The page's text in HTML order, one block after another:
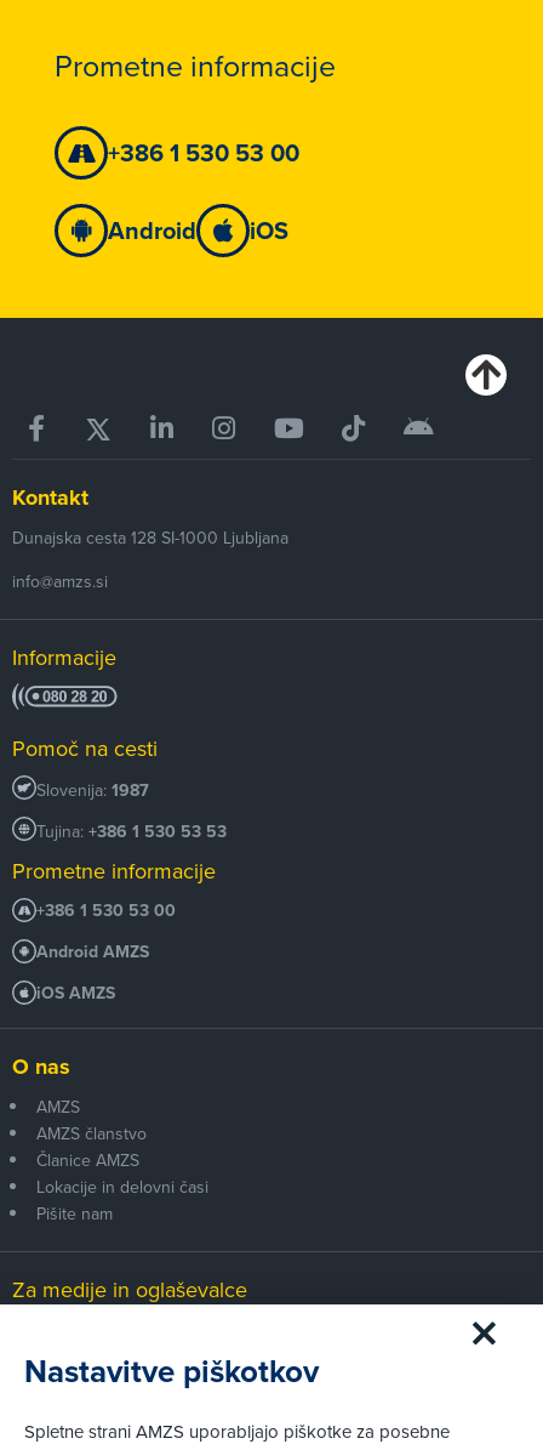
Prometne informacije
+386 1 530 53 00
Android iOS
Kontakt
Dunajska cesta 128 SI-1000 Ljubljana
info@amzs.si
Informacije
Pomoč na cesti
Slovenija: 1987
Tujina: +386 1 530 53 53
Prometne informacije
+386 1 530 53 00
Android AMZS
iOS AMZS
O nas
AMZS
AMZS članstvo
Članice AMZS
Lokacije in delovni časi
Pišite nam
Za medije in oglaševalce
Nastavitve piškotkov
Spletne strani AMZS uporabljajo piškotke za posebne